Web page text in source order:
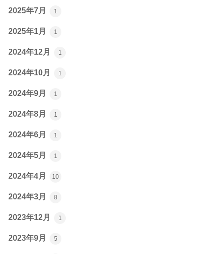
2025年7月 1
2025年1月 1
2024年12月 1
2024年10月 1
2024年9月 1
2024年8月 1
2024年6月 1
2024年5月 1
2024年4月 10
2024年3月 8
2023年12月 1
2023年9月 5